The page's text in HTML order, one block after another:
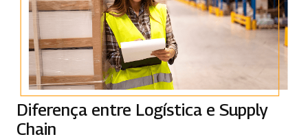
Diferença entre Logística e Supply
Chain